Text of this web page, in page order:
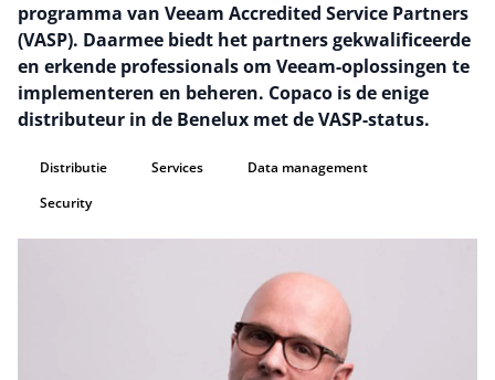
programma van Veeam Accredited Service Partners
(VASP). Daarmee biedt het partners gekwalificeerde
en erkende professionals om Veeam-oplossingen te
implementeren en beheren. Copaco is de enige
distributeur in de Benelux met de VASP-status.
Distributie Services
Data management
Security